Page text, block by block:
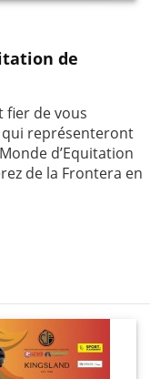
de
fier de vous
qui représenteront
d’Equitation
de la Frontera en